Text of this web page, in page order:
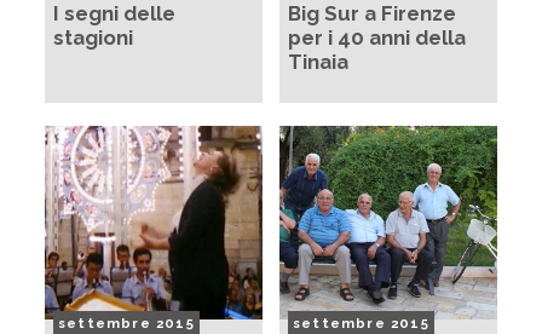
I segni delle
stagioni
Big Sur a Firenze
per i 40 anni della
Tinaia
settembre 2015 settembre 2015